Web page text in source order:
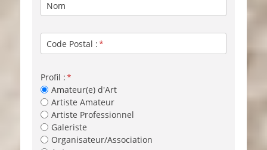
Nom
Code Postal :
Profil :
Amateur(e) d'Art
Artiste Amateur
Artiste Professionnel
Galeriste
Organisateur/Association